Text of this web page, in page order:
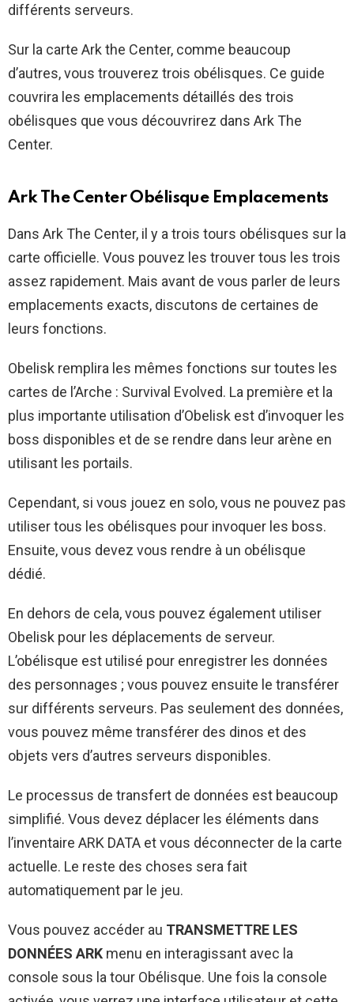
différents serveurs.
Sur la carte Ark the Center, comme beaucoup
d’autres, vous trouverez trois obélisques. Ce guide
couvrira les emplacements détaillés des trois
obélisques que vous découvrirez dans Ark The
Center.
Ark The Center Obélisque Emplacements
Dans Ark The Center, il y a trois tours obélisques sur la
carte officielle. Vous pouvez les trouver tous les trois
assez rapidement. Mais avant de vous parler de leurs
emplacements exacts, discutons de certaines de
leurs fonctions.
Obelisk remplira les mêmes fonctions sur toutes les
cartes de l’Arche : Survival Evolved. La première et la
plus importante utilisation d’Obelisk est d’invoquer les
boss disponibles et de se rendre dans leur arène en
utilisant les portails.
Cependant, si vous jouez en solo, vous ne pouvez pas
utiliser tous les obélisques pour invoquer les boss.
Ensuite, vous devez vous rendre à un obélisque
dédié.
En dehors de cela, vous pouvez également utiliser
Obelisk pour les déplacements de serveur.
L’obélisque est utilisé pour enregistrer les données
des personnages ; vous pouvez ensuite le transférer
sur différents serveurs. Pas seulement des données,
vous pouvez même transférer des dinos et des
objets vers d’autres serveurs disponibles.
Le processus de transfert de données est beaucoup
simplifié. Vous devez déplacer les éléments dans
l’inventaire ARK DATA et vous déconnecter de la carte
actuelle. Le reste des choses sera fait
automatiquement par le jeu.
Vous pouvez accéder au TRANSMETTRE LES
DONNÉES ARK menu en interagissant avec la
console sous la tour Obélisque. Une fois la console